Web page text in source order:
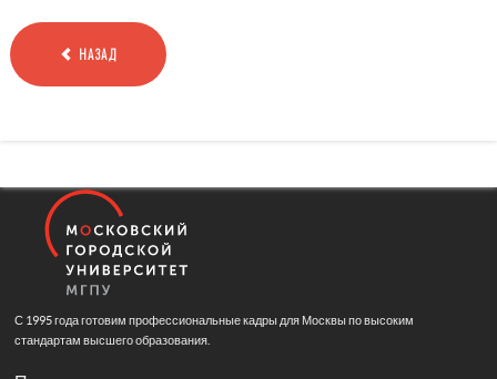
НАЗАД
С 1995 года готовим профессиональные кадры для Москвы по высоким
стандартам высшего образования.